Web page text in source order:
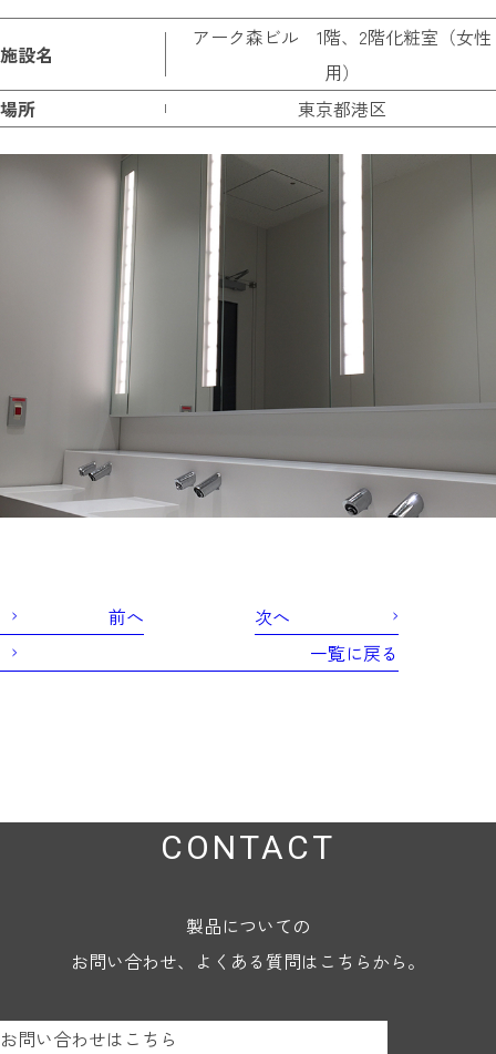
施設名
アーク森ビル 1階、2階化粧室（女性
用）
場所
東京都港区
一覧に戻る
前へ 次へ
CONTACT
製品についての
お問い合わせ、よくある質問はこちらから。
お問い合わせはこちら